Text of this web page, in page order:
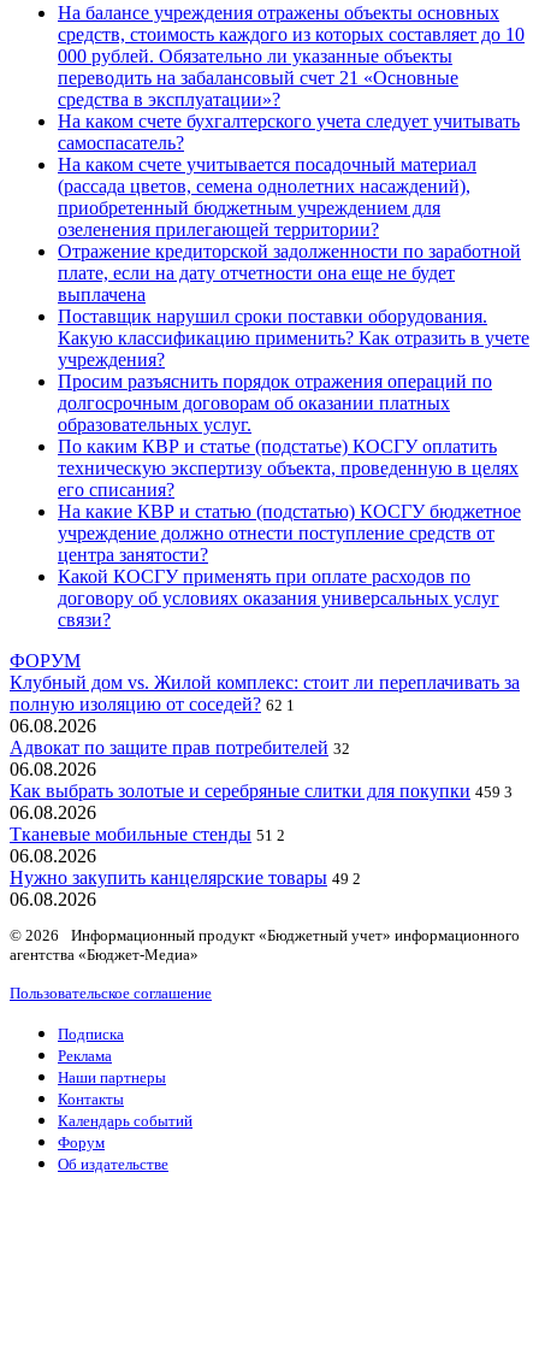
На балансе учреждения отражены объекты основных
средств, стоимость каждого из которых составляет до 10
000 рублей. Обязательно ли указанные объекты
переводить на забалансовый счет 21 «Основные
средства в эксплуатации»?
На каком счете бухгалтерского учета следует учитывать
самоспасатель?
На каком счете учитывается посадочный материал
(рассада цветов, семена однолетних насаждений),
приобретенный бюджетным учреждением для
озеленения прилегающей территории?
Отражение кредиторской задолженности по заработной
плате, если на дату отчетности она еще не будет
выплачена
Поставщик нарушил сроки поставки оборудования.
Какую классификацию применить? Как отразить в учете
учреждения?
Просим разъяснить порядок отражения операций по
долгосрочным договорам об оказании платных
образовательных услуг.
По каким КВР и статье (подстатье) КОСГУ оплатить
техническую экспертизу объекта, проведенную в целях
его списания?
На какие КВР и статью (подстатью) КОСГУ бюджетное
учреждение должно отнести поступление средств от
центра занятости?
Какой КОСГУ применять при оплате расходов по
договору об условиях оказания универсальных услуг
связи?
ФОРУМ
Клубный дом vs. Жилой комплекс: стоит ли переплачивать за
полную изоляцию от соседей? 62 1
06.08.2026
Адвокат по защите прав потребителей 32
06.08.2026
Как выбрать золотые и серебряные слитки для покупки 459 3
06.08.2026
Тканевые мобильные стенды 51 2
06.08.2026
Нужно закупить канцелярские товары 49 2
06.08.2026
© 2026 Информационный продукт «Бюджетный учет» информационного
агентства «Бюджет-Медиа»
Пользовательское соглашение
Подписка
Реклама
Наши партнеры
Контакты
Календарь событий
Форум
Об издательстве